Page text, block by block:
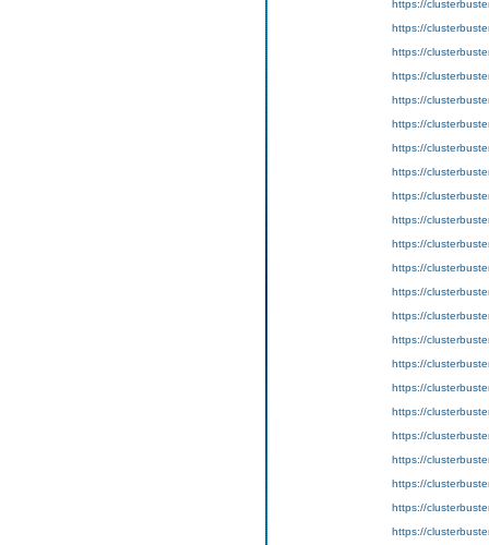
https://
https://
https://
https://
https://
https://
https://
https://
https://
https://
https://
https://
https://
https://
https://
https://
https://
https://
https://
https://
https://
https://
https://